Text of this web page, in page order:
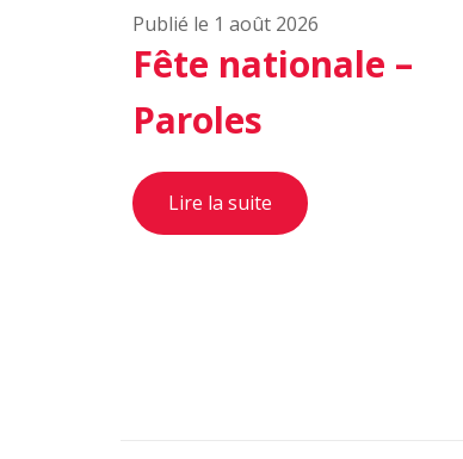
Publié le 1 août 2026
Fête nationale –
Paroles
Lire la suite